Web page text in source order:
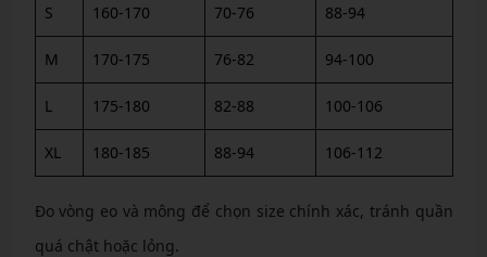
S 160-170 70-76 88-94
M 170-175 76-82 94-100
L 175-180 82-88 100-106
XL 180-185 88-94 106-112
Đo vòng eo và mông để chọn size chính xác, tránh quần
quá chật hoặc lỏng.